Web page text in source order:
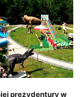
prezydentury w